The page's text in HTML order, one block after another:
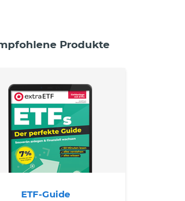
Produkte
ETF-Guide